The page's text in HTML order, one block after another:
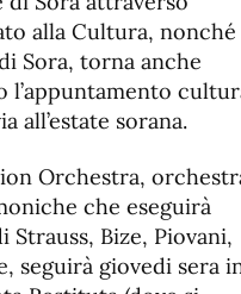
alla Cultura,
Sora, torna anche
l’appuntamento
all’estate sorana.
Orchestra,
che eseguirà
Strauss, Bize, Piovani,
seguirà giovedi sera